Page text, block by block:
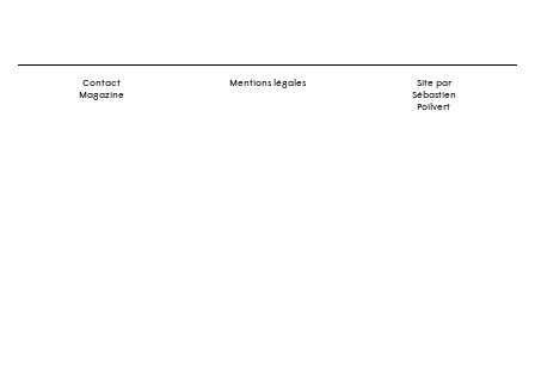
Contact
Magazine
Mentions légales
Site par
Sébastien
Poilvert